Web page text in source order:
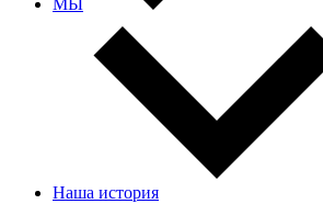
Наша история